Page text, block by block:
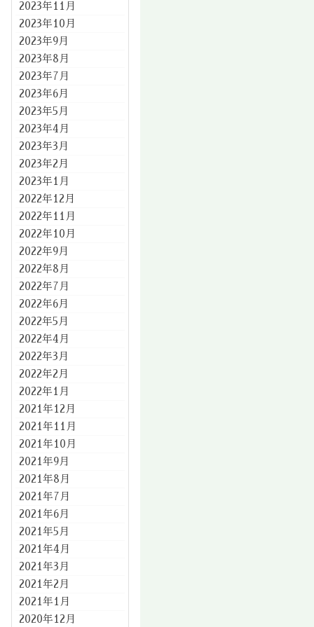
2023年11月
2023年10月
2023年9月
2023年8月
2023年7月
2023年6月
2023年5月
2023年4月
2023年3月
2023年2月
2023年1月
2022年12月
2022年11月
2022年10月
2022年9月
2022年8月
2022年7月
2022年6月
2022年5月
2022年4月
2022年3月
2022年2月
2022年1月
2021年12月
2021年11月
2021年10月
2021年9月
2021年8月
2021年7月
2021年6月
2021年5月
2021年4月
2021年3月
2021年2月
2021年1月
2020年12月